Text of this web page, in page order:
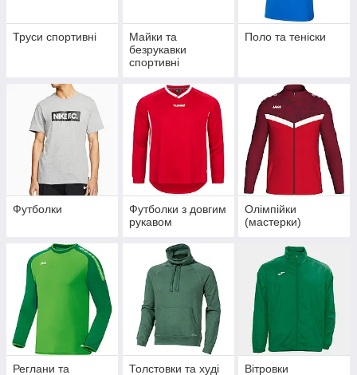
Труси спортивні
Майки та
безрукавки
спортивні
Поло та теніски
Футболки
Футболки з довгим
рукавом
Олімпійки
(мастерки)
Реглани та
Толстовки та худі Вітровки